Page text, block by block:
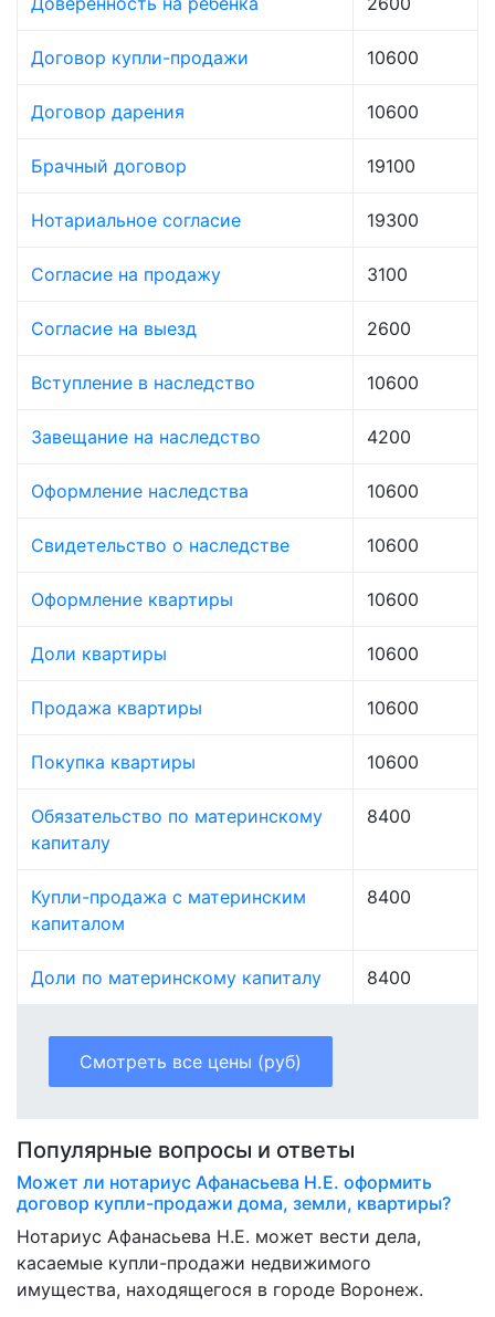
Договор купли-продажи 10600
Договор дарения 10600
Брачный договор 19100
Нотариальное согласие 19300
Согласие на продажу 3100
Согласие на выезд 2600
Вступление в наследство 10600
Завещание на наследство 4200
Оформление наследства 10600
Свидетельство о наследстве 10600
Оформление квартиры 10600
Доли квартиры 10600
Продажа квартиры 10600
Покупка квартиры 10600
Обязательство по материнскому
капиталу
8400
Купли-продажа с материнским
капиталом
8400
Доли по материнскому капиталу 8400
Смотреть все цены (руб)
Популярные вопросы и ответы
Может ли нотариус Афанасьева Н.Е. оформить
договор купли-продажи дома, земли, квартиры?
Нотариус Афанасьева Н.Е. может вести дела,
касаемые купли-продажи недвижимого
имущества, находящегося в городе Воронеж.